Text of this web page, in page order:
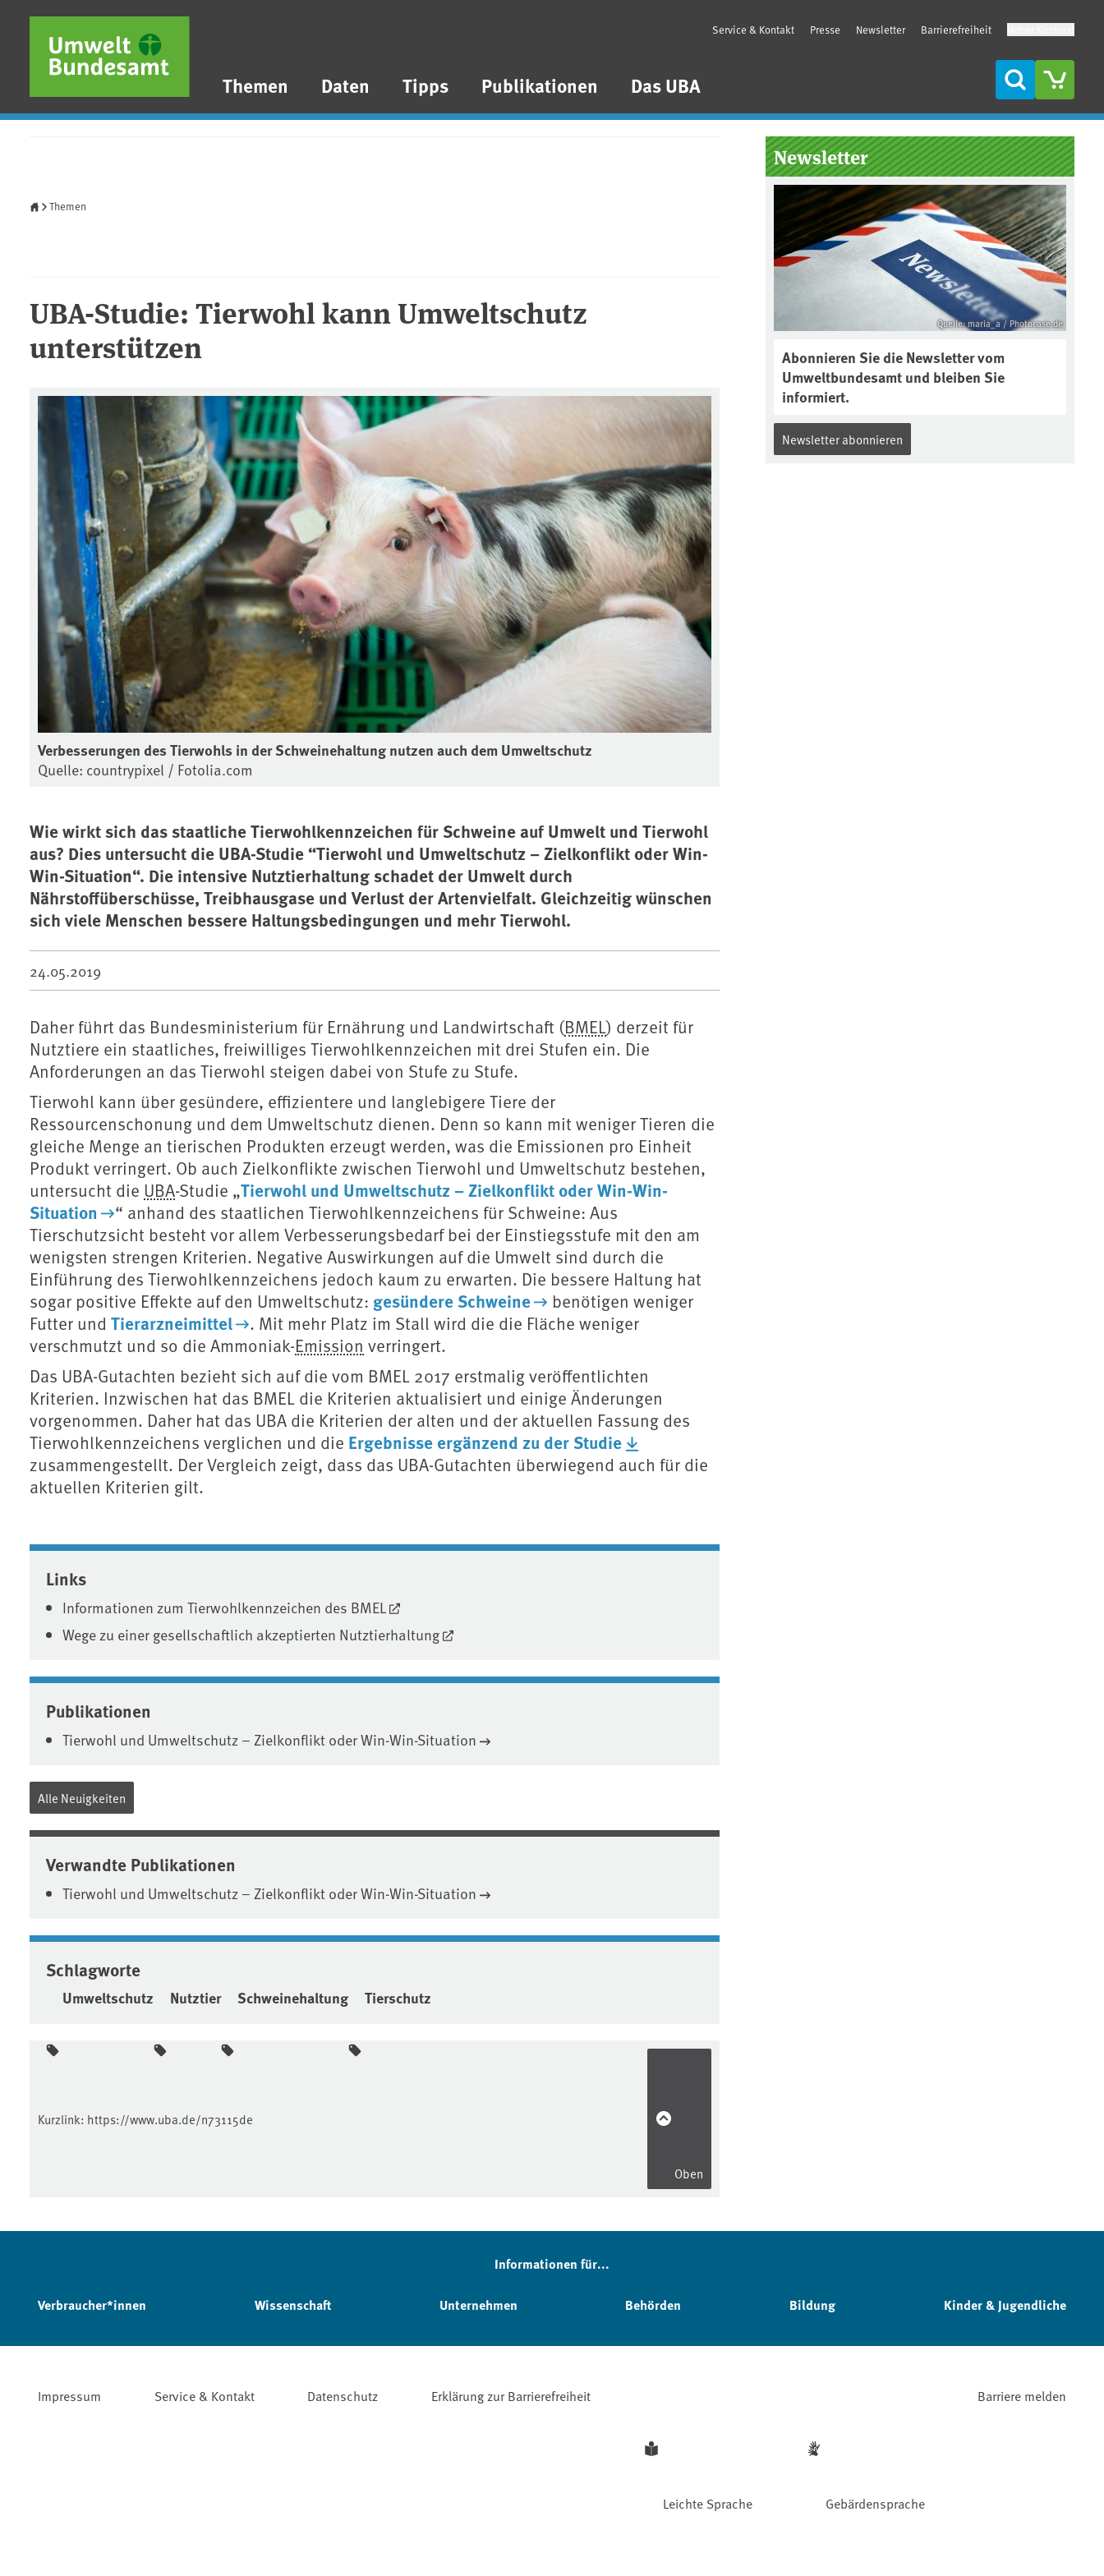
Direkt zum Inhalt
Direkt zum Hauptmenü
Direkt zur Fußzeile
Themen Daten Tipps Publikationen Das UBA
Service & Kontakt Presse Newsletter Barrierefreiheit
Suche
Themen
UBA-Studie: Tierwohl kann Umweltschutz
unterstützen
Verbesserungen des Tierwohls in der Schweinehaltung nutzen auch dem Umweltschutz
Quelle: countrypixel / Fotolia.com
Wie wirkt sich das staatliche Tierwohlkennzeichen für Schweine auf Umwelt und Tierwohl
aus? Dies untersucht die UBA-Studie “Tierwohl und Umweltschutz – Zielkonflikt oder Win-
Win-Situation“. Die intensive Nutztierhaltung schadet der Umwelt durch
Nährstoffüberschüsse, Treibhausgase und Verlust der Artenvielfalt. Gleichzeitig wünschen
sich viele Menschen bessere Haltungsbedingungen und mehr Tierwohl.
24.05.2019
Daher führt das Bundesministerium für Ernährung und Landwirtschaft (BMEL) derzeit für
Nutztiere ein staatliches, freiwilliges Tierwohlkennzeichen mit drei Stufen ein. Die
Anforderungen an das Tierwohl steigen dabei von Stufe zu Stufe.
Tierwohl kann über gesündere, effizientere und langlebigere Tiere der
Ressourcenschonung und dem Umweltschutz dienen. Denn so kann mit weniger Tieren die
gleiche Menge an tierischen Produkten erzeugt werden, was die Emissionen pro Einheit
Produkt verringert. Ob auch Zielkonflikte zwischen Tierwohl und Umweltschutz bestehen,
untersucht die UBA-Studie „Tierwohl und Umweltschutz – Zielkonflikt oder Win-Win-
Situation
“ anhand des staatlichen Tierwohlkennzeichens für Schweine: Aus
Tierschutzsicht besteht vor allem Verbesserungsbedarf bei der Einstiegsstufe mit den am
wenigsten strengen Kriterien. Negative Auswirkungen auf die Umwelt sind durch die
Einführung des Tierwohlkennzeichens jedoch kaum zu erwarten. Die bessere Haltung hat
sogar positive Effekte auf den Umweltschutz: gesündere Schweine
benötigen weniger
Futter und Tierarzneimittel
. Mit mehr Platz im Stall wird die die Fläche weniger
verschmutzt und so die Ammoniak-Emission verringert.
Das UBA-Gutachten bezieht sich auf die vom BMEL 2017 erstmalig veröffentlichten
Kriterien. Inzwischen hat das BMEL die Kriterien aktualisiert und einige Änderungen
vorgenommen. Daher hat das UBA die Kriterien der alten und der aktuellen Fassung des
Tierwohlkennzeichens verglichen und die Ergebnisse ergänzend zu der Studie
zusammengestellt. Der Vergleich zeigt, dass das UBA-Gutachten überwiegend auch für die
aktuellen Kriterien gilt.
Associated content
Links
Informationen zum Tierwohlkennzeichen des BMEL
Wege zu einer gesellschaftlich akzeptierten Nutztierhaltung
Publikationen
Tierwohl und Umweltschutz – Zielkonflikt oder Win-Win-Situation
Alle Neuigkeiten
Verwandte Publikationen
Tierwohl und Umweltschutz – Zielkonflikt oder Win-Win-Situation
Schlagworte
Umweltschutz Nutztier Schweinehaltung Tierschutz
Seitenleiste
Newsletter
Quelle: maria_a / Photocase.de
Abonnieren Sie die Newsletter vom
Umweltbundesamt und bleiben Sie
informiert.
Newsletter abonnieren
Kurzlink: https://www.uba.de/n73115de
Oben
Informationen für...
Verbraucher*innen Wissenschaft Unternehmen Behörden Bildung Kinder & Jugendliche
Impressum Service & Kontakt Datenschutz Erklärung zur Barrierefreiheit
Leichte Sprache Gebärdensprache
Barriere melden